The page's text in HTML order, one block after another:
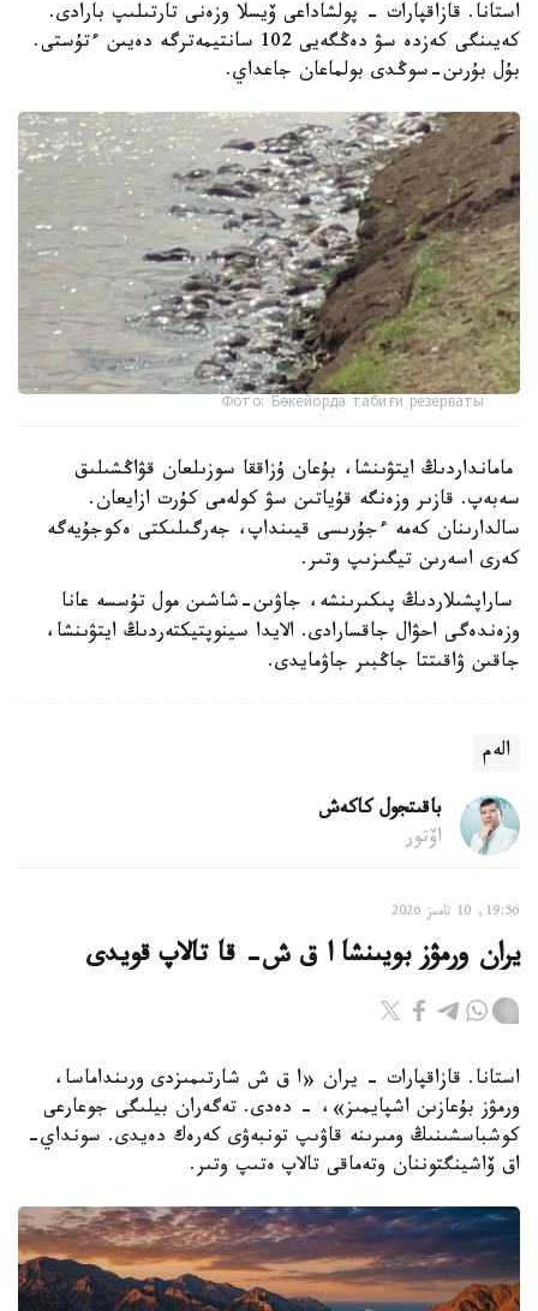
استانا. قازاقپارات - پولشاداعى ۆيسلا وزەنى تارتىلىپ بارادى.
كەيىنگى كەزدە سۋ دەڭگەيى 102 سانتيمەترگە دەيىن ءتۇستى.
بۇل بۇرىن-سوڭدى بولماعان جاعداي.
Фото: Бөкейорда табиғи резерваты
مامانداردىڭ ايتۋىنشا، بۇعان ۇزاققا سوزىلعان قۋاڭشىلىق
سەبەپ. قازىر وزەنگە قۇياتىن سۋ كولەمى كۇرت ازايعان.
سالدارىنان كەمە ءجۇرىسى قيىنداپ، جەرگىلىكتى ەكوجۇيەگە
كەرى اسەرىن تيگىزىپ وتىر.
ساراپشىلاردىڭ پىكىرىنشە، جاۋىن-شاشىن مول تۇسسە عانا
وزەندەگى احۋال جاقسارادى. الايدا سينوپتيكتەردىڭ ايتۋىنشا،
جاقىن ۋاقىتتا جاڭبىر جاۋمايدى.
الەم
باقىتجول كاكەش
اۆتور
19:56, 10 تامىز 2026
يران ورمۋز بويىنشا ا ق ش- قا تالاپ قويدى
استانا. قازاقپارات - يران «ا ق ش شارتىمىزدى ورىنداماسا،
ورمۋز بۇعازىن اشپايمىز»، - دەدى. تەگەران بيلىگى جوعارعى
كوشباسشىنىڭ ومىرىنە قاۋىپ تونبەۋى كەرەك دەيدى. سونداي-
اق ۆاشينگتوننان وتەماقى تالاپ ەتىپ وتىر.